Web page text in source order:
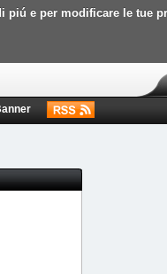
e per modificare le tue